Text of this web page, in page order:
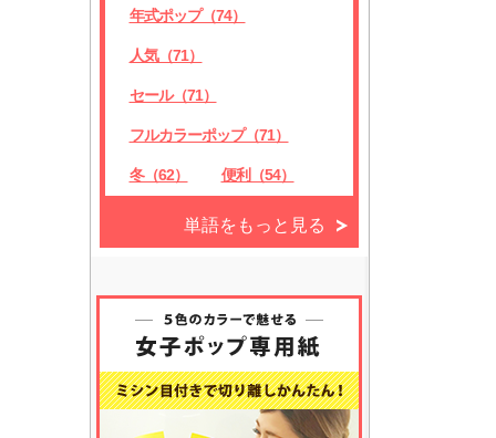
年式ポップ（74）
人気（71）
セール（71）
フルカラーポップ（71）
冬（62） 便利（54）
単語をもっと見る